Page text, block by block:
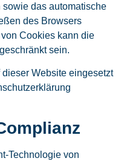
das automatische
des Browsers
Cookies kann die
sein.
Website eingesetzt
Technologie von